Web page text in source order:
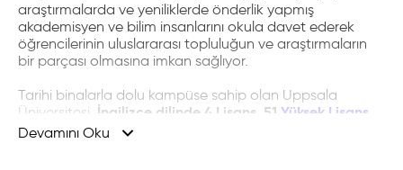
araştırmalarda ve yeniliklerde önderlik yapmış
akademisyen ve bilim insanlarını okula davet ederek
öğrencilerinin uluslararası topluluğun ve araştırmaların
bir parçası olmasına imkan sağlıyor.
Tarihi binalarla dolu kampüse sahip olan Uppsala
Üniversitesi, İngilizce dilinde 4 Lisans, 51 Yüksek Lisans
programı sunuyor
Devamını Oku